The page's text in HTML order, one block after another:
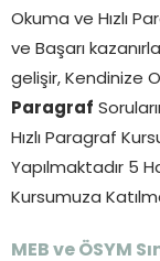
Okuma ve Hızlı
ve Başarı
gelişir, Kendinize
Paragraf
Hızlı Paragraf
Yapılmaktadır 5
Kursumuza
MEB ve ÖSYM